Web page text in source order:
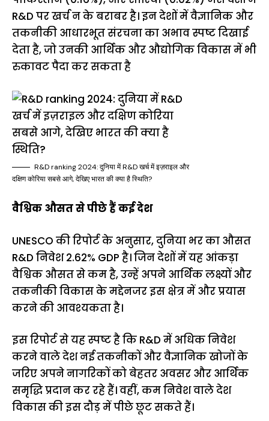
R&D पर खर्च न के बराबर है। इन देशों में वैज्ञानिक और
तकनीकी आधारभूत संरचना का अभाव स्पष्ट दिखाई
देता है, जो उनकी आर्थिक और औद्योगिक विकास में भी
रुकावट पैदा कर सकता है
R&D ranking 2024: दुनिया में R&D खर्च में इज़राइल और
दक्षिण कोरिया सबसे आगे, देखिए भारत की क्या है स्थिति?
वैश्विक औसत से पीछे हैं कई देश
UNESCO की रिपोर्ट के अनुसार, दुनिया भर का औसत
R&D निवेश 2.62% GDP है। जिन देशों में यह आंकड़ा
वैश्विक औसत से कम है, उन्हें अपने आर्थिक लक्ष्यों और
तकनीकी विकास के मद्देनजर इस क्षेत्र में और प्रयास
करने की आवश्यकता है।
इस रिपोर्ट से यह स्पष्ट है कि R&D में अधिक निवेश
करने वाले देश नई तकनीकों और वैज्ञानिक खोजों के
जरिए अपने नागरिकों को बेहतर अवसर और आर्थिक
समृद्धि प्रदान कर रहे हैं। वहीं, कम निवेश वाले देश
विकास की इस दौड़ में पीछे छूट सकते हैं।